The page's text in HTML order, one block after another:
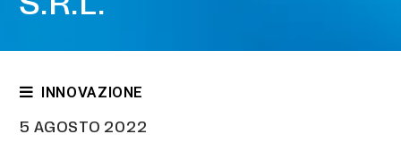
S.R.L.
INNOVAZIONE
News
5 AGOSTO 2022